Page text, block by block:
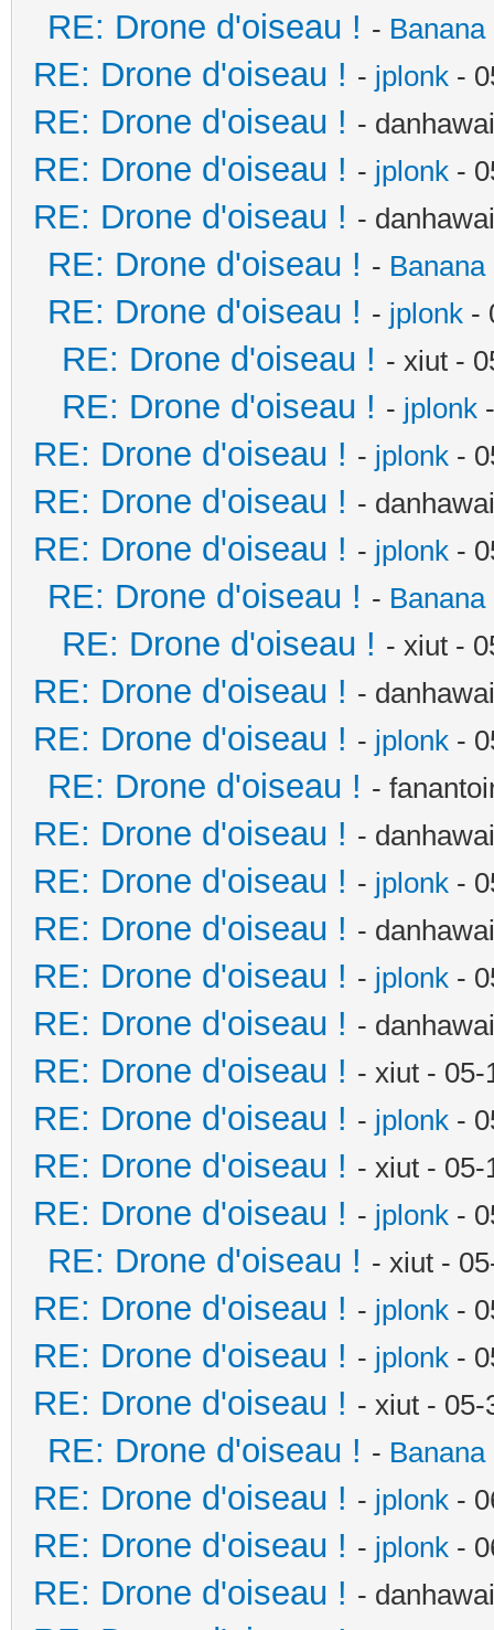
RE: Drone d'oiseau ! -
RE: Drone d'oiseau ! - jplonk -
RE: Drone d'oiseau ! -
RE: Drone d'oiseau ! - jplonk -
RE: Drone d'oiseau ! -
RE: Drone d'oiseau ! -
RE: Drone d'oiseau ! - jplonk -
RE: Drone d'oiseau ! - xiut -
RE: Drone d'oiseau ! - jplonk
RE: Drone d'oiseau ! - jplonk -
RE: Drone d'oiseau ! -
RE: Drone d'oiseau ! - jplonk -
RE: Drone d'oiseau ! -
RE: Drone d'oiseau ! - xiut -
RE: Drone d'oiseau ! -
RE: Drone d'oiseau ! - jplonk -
RE: Drone d'oiseau ! -
RE: Drone d'oiseau ! -
RE: Drone d'oiseau ! - jplonk -
RE: Drone d'oiseau ! -
RE: Drone d'oiseau ! - jplonk -
RE: Drone d'oiseau ! -
RE: Drone d'oiseau ! - xiut - 05-
RE: Drone d'oiseau ! - jplonk -
RE: Drone d'oiseau ! - xiut - 05-
RE: Drone d'oiseau ! - jplonk -
RE: Drone d'oiseau ! - xiut -
RE: Drone d'oiseau ! - jplonk -
RE: Drone d'oiseau ! - jplonk -
RE: Drone d'oiseau ! - xiut - 05-
RE: Drone d'oiseau ! -
RE: Drone d'oiseau ! - jplonk -
RE: Drone d'oiseau ! - jplonk -
RE: Drone d'oiseau ! -